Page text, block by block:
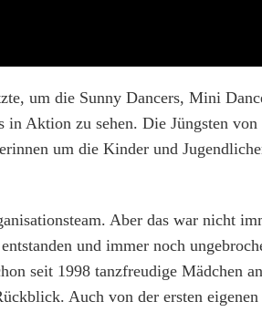
um die Sunny Dancers, Mini
Aktion zu sehen. Die Jüngsten von
um die Kinder und
Aber das war nicht
und immer noch
seit 1998 tanzfreudige Mädchen
Auch von der ersten